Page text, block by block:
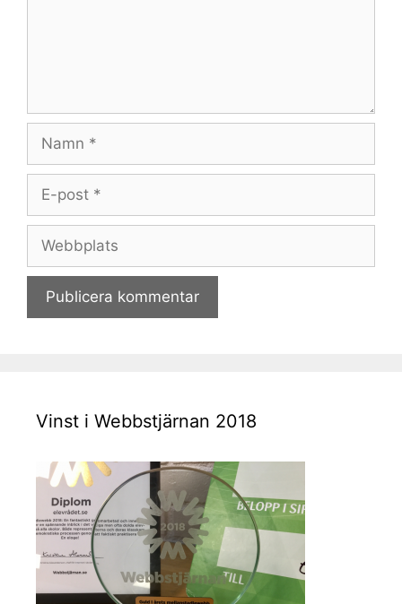
Namn
Webbplats
Vinst i Webbstjärnan 2018